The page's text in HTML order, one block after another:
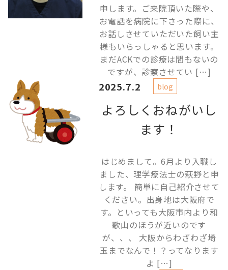
申します。ご来院頂いた際や、
お電話を病院に下さった際に、
お話しさせていただいた飼い主
様もいらっしゃると思います。
まだACKでの診療は間もないの
ですが、診察させてい […]
よろしくおねがいし
ます！
2025.7.2 blog
はじめまして。6月より入職し
ました、理学療法士の萩野と申
します。 簡単に自己紹介させて
ください。出身地は大阪府で
す。といっても大阪市内より和
歌山のほうが近いのです
が、、、 大阪からわざわざ埼
玉までなんで！？ってなります
よ […]